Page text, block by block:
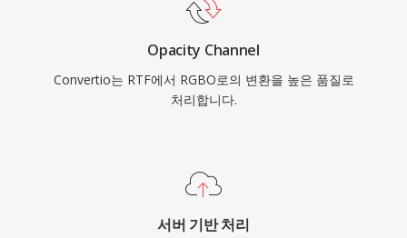
Opacity Channel
Convertio는 RTF에서 RGBO로의 변환을 높은 품질로
처리합니다.
서버 기반 처리